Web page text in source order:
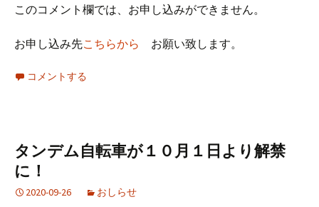
このコメント欄では、お申し込みができません。
お申し込み先こちらから お願い致します。
コメントする
タンデム自転車が１０月１日より解禁
に！
2020-09-26 おしらせ